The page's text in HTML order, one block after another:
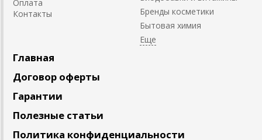
Оплата
Контакты
Бренды косметики
Бытовая химия
Главная
Договор оферты
Гарантии
Полезные статьи
Политика конфиденциальности